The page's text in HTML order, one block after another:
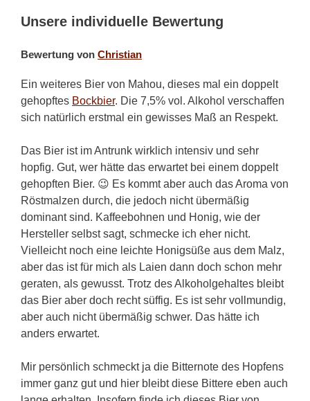
Unsere individuelle Bewertung
Bewertung von Christian
Ein weiteres Bier von Mahou, dieses mal ein doppelt
gehopftes Bockbier. Die 7,5% vol. Alkohol verschaffen
sich natürlich erstmal ein gewisses Maß an Respekt.
Das Bier ist im Antrunk wirklich intensiv und sehr
hopfig. Gut, wer hätte das erwartet bei einem doppelt
gehopften Bier. 😉 Es kommt aber auch das Aroma von
Röstmalzen durch, die jedoch nicht übermäßig
dominant sind. Kaffeebohnen und Honig, wie der
Hersteller selbst sagt, schmecke ich eher nicht.
Vielleicht noch eine leichte Honigsüße aus dem Malz,
aber das ist für mich als Laien dann doch schon mehr
geraten, als gewusst. Trotz des Alkoholgehaltes bleibt
das Bier aber doch recht süffig. Es ist sehr vollmundig,
aber auch nicht übermäßig schwer. Das hätte ich
anders erwartet.
Mir persönlich schmeckt ja die Bitternote des Hopfens
immer ganz gut und hier bleibt diese Bittere eben auch